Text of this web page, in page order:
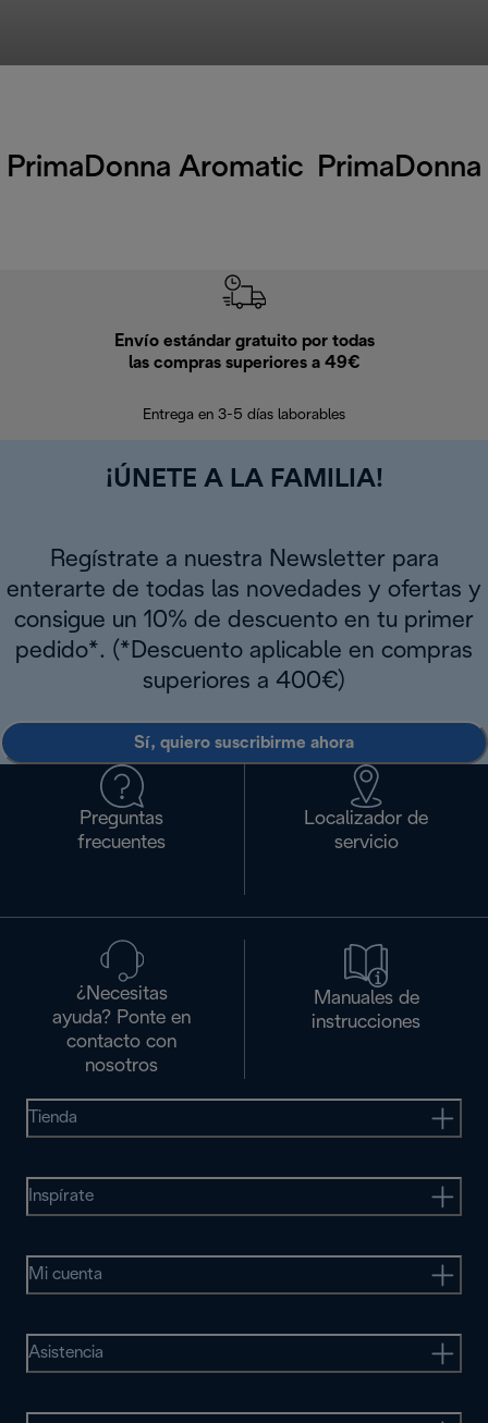
PrimaDonna Aromatic
Envío estándar gratuito por todas
las compras superiores a 49€
Entrega en 3-5 días laborables
¡ÚNETE A LA FAMILIA!
Regístrate a nuestra Newsletter para
enterarte de todas las novedades y ofertas y
consigue un 10% de descuento en tu primer
pedido*. (*Descuento aplicable en compras
superiores a 400€)
Sí, quiero suscribirme ahora
Preguntas
frecuentes
Localizador de
servicio
¿Necesitas
ayuda? Ponte en
contacto con
nosotros
Manuales de
instrucciones
Tienda
Inspírate
Mi cuenta
Asistencia